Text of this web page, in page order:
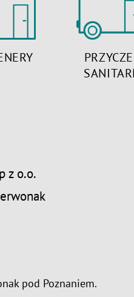
z o.o.
pod Poznaniem.